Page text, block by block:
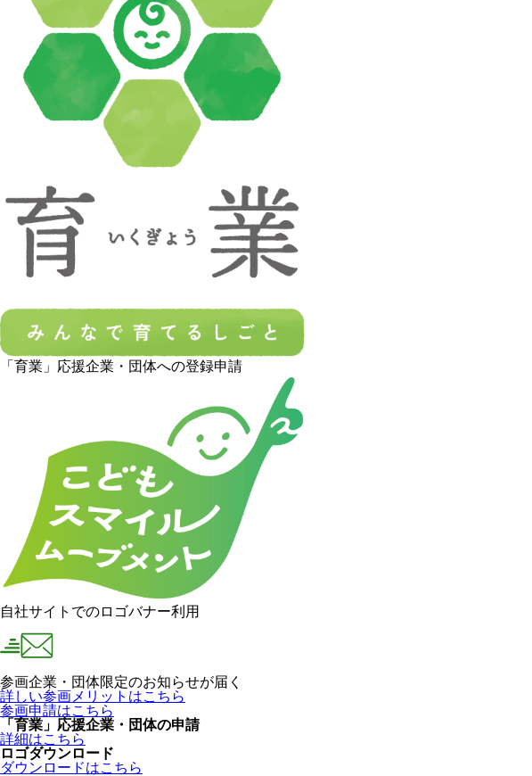
「育業」応援企業・団体への登録申請
自社サイトでのロゴバナー利用
参画企業・団体限定のお知らせが届く
詳しい参画メリットはこちら
参画申請はこちら
「育業」応援企業・団体の申請
詳細はこちら
ロゴダウンロード
ダウンロードはこちら